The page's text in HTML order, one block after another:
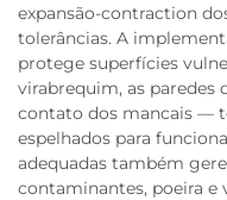
expansão-contraction
tolerâncias. A
protege superfícies
virabrequim, as paredes
contato dos mancais —
espelhados para
adequadas também
contaminantes, poeira e